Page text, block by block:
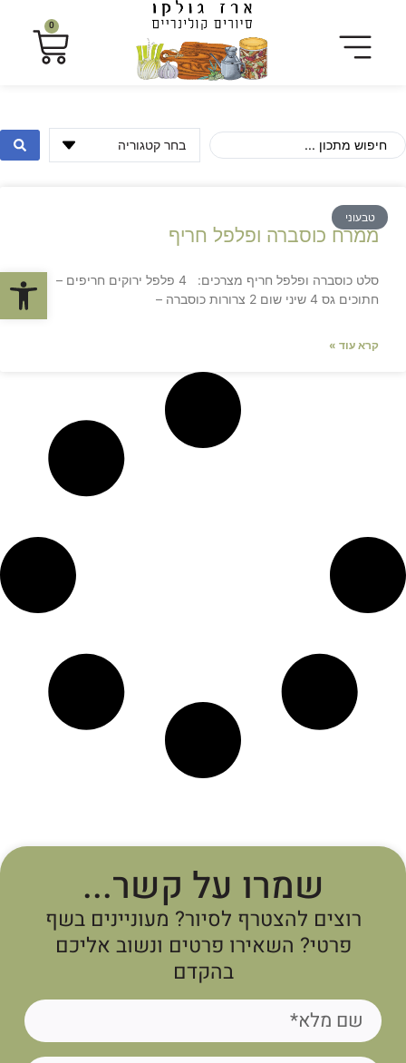
פתח
0
טבעוני
ממרח כוסברה ופלפל חריף
סלט כוסברה ופלפל חריף מצרכים: 4 פלפל ירוקים חריפים –
חתוכים גס 4 שיני שום 2 צרורות כוסברה –
קרא עוד »
שמרו על קשר...
רוצים להצטרף לסיור? מעוניינים בשף
פרטי? השאירו פרטים ונשוב אליכם
בהקדם